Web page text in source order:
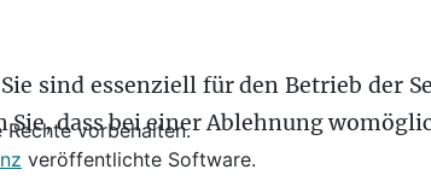
vorbehalten.
veröffentlichte Software.
sind essenziell für den Betrieb der
Sie, dass bei einer Ablehnung